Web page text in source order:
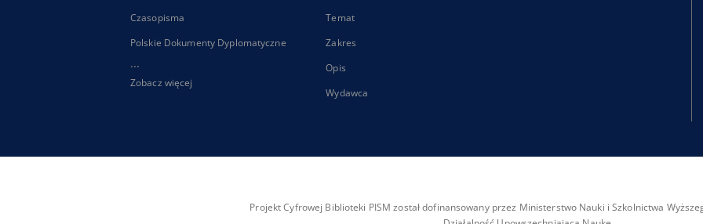
Czasopisma
Polskie Dokumenty Dyplomatyczne
...
Zobacz więcej
Temat
Zakres
Opis
Wydawca
Projekt Cyfrowej Biblioteki PISM został dofinansowany przez Ministerstwo Nauki i Szkolnictwa